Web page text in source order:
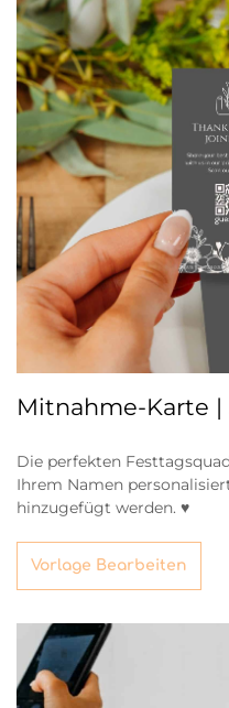
Mitnahme-Karte
Die perfekten
Ihrem Namen
hinzugefügt werden. ♥
Vorlage Bearbeiten